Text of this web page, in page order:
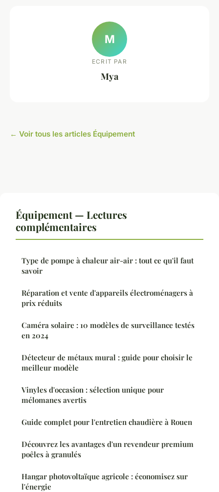
M
ECRIT PAR
Mya
← Voir tous les articles Équipement
Équipement — Lectures
complémentaires
Type de pompe à chaleur air-air : tout ce qu'il faut
savoir
Réparation et vente d'appareils électroménagers à
prix réduits
Caméra solaire : 10 modèles de surveillance testés
en 2024
Détecteur de métaux mural : guide pour choisir le
meilleur modèle
Vinyles d'occasion : sélection unique pour
mélomanes avertis
Guide complet pour l'entretien chaudière à Rouen
Découvrez les avantages d'un revendeur premium
poêles à granulés
Hangar photovoltaïque agricole : économisez sur
l'énergie